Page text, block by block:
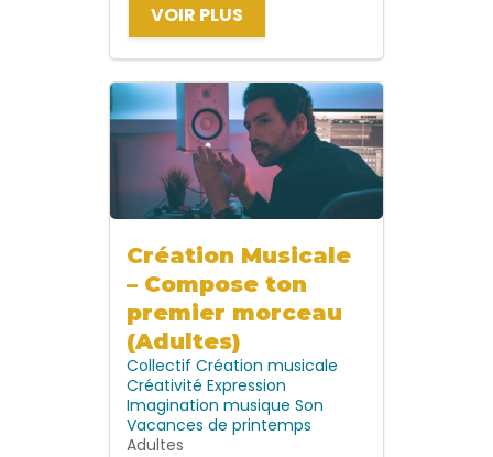
VOIR PLUS
Création Musicale
– Compose ton
premier morceau
(Adultes)
Collectif Création musicale
Créativité Expression
Imagination musique Son
Vacances de printemps
Adultes